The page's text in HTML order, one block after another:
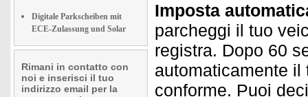
Digitale Parkscheiben mit
ECE-Zulassung und Solar
Rimani in contatto con
noi e inserisci il tuo
indirizzo email per la
Imposta
parcheggi il tuo
registra. Dopo 60
automaticamente il
conforme. Puoi